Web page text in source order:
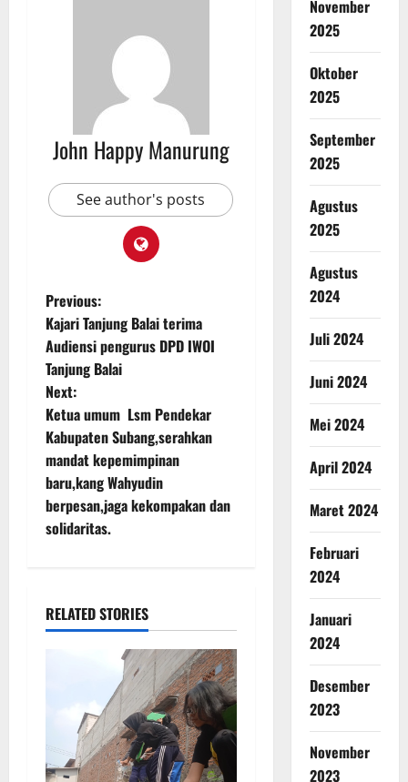
John Happy Manurung
See author's posts
Previous:
Kajari Tanjung Balai terima
Audiensi pengurus DPD IWOI
Tanjung Balai
Next:
Ketua umum Lsm Pendekar
Kabupaten Subang,serahkan
mandat kepemimpinan
baru,kang Wahyudin
berpesan,jaga kekompakan dan
solidaritas.
RELATED STORIES
November
2025
Oktober
2025
September
2025
Agustus
2025
Agustus
2024
Juli 2024
Juni 2024
Mei 2024
April 2024
Maret 2024
Februari
2024
Januari
2024
Desember
2023
November
2023